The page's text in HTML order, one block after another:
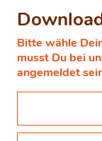
Bitte wähle
musst Du bei
angemeldet